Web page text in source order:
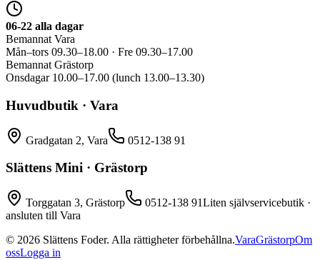
06-22 alla dagar
Bemannat Vara
Mån–tors 09.30–18.00 · Fre 09.30–17.00
Bemannat Grästorp
Onsdagar 10.00–17.00 (lunch 13.00–13.30)
Huvudbutik · Vara
Gradgatan 2, Vara 0512-138 91
Slättens Mini · Grästorp
Torggatan 3, Grästorp 0512-138 91Liten självservicebutik ·
ansluten till Vara
© 2026 Slättens Foder. Alla rättigheter förbehållna.VaraGrästorpOm
ossLogga in